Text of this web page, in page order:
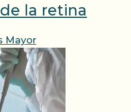
la retina
Mayor